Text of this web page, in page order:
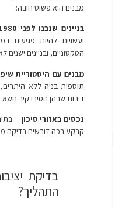
מבנים היא פשוט חובה:
בניינים שנבנו לפני 1980
ועשויים להיות
הטקטוניים, ובניינים
מבנים עם היסטוריית
תוספות בניה ללא היתרים,
דירות שבהן הסירו קיר
נכסים באזורי סיכון –
קרקע רכה דורשים בדיקה
בדיקת
התהליך?